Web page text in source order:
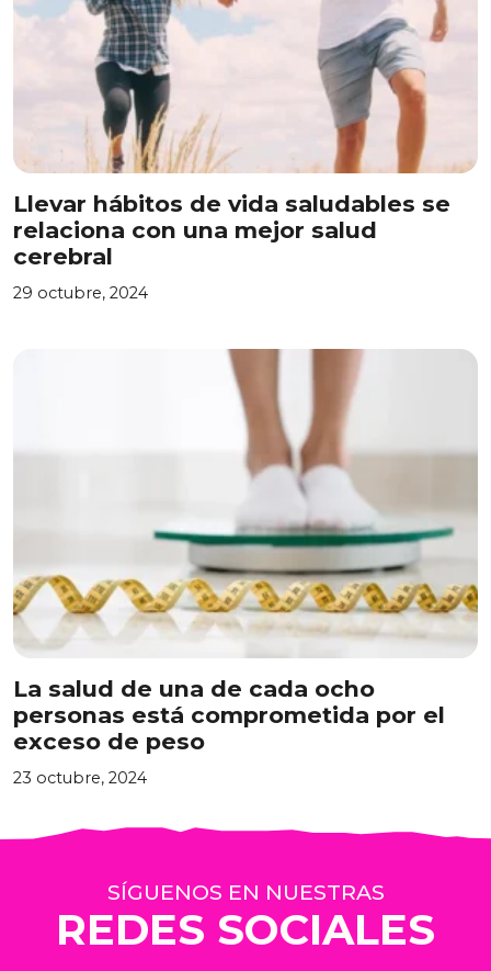
Llevar hábitos de vida saludables se
relaciona con una mejor salud
cerebral
29 octubre, 2024
La salud de una de cada ocho
personas está comprometida por el
exceso de peso
23 octubre, 2024
SÍGUENOS EN NUESTRAS
REDES SOCIALES